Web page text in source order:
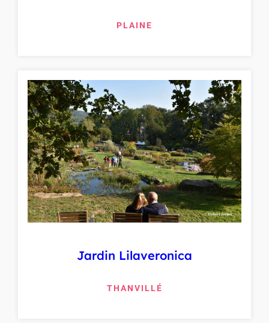
PLAINE
Jardin Lilaveronica
THANVILLÉ